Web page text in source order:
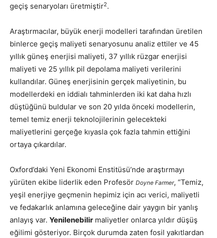
geçiş senaryoları üretmiştir2.
Araştırmacılar, büyük enerji modelleri tarafından üretilen
binlerce geçiş maliyeti senaryosunu analiz ettiler ve 45
yıllık güneş enerjisi maliyeti, 37 yıllık rüzgar enerjisi
maliyeti ve 25 yıllık pil depolama maliyeti verilerini
kullandılar. Güneş enerjisinin gerçek maliyetinin, bu
modellerdeki en iddialı tahminlerden iki kat daha hızlı
düştüğünü buldular ve son 20 yılda önceki modellerin,
temel temiz enerji teknolojilerinin gelecekteki
maliyetlerini gerçeğe kıyasla çok fazla tahmin ettiğini
ortaya çıkardılar.
Oxford’daki Yeni Ekonomi Enstitüsü’nde araştırmayı
yürüten ekibe liderlik eden Profesör Doyne Farmer, “Temiz,
yeşil enerjiye geçmenin hepimiz için acı verici, maliyetli
ve fedakarlık anlamına geleceğine dair yaygın bir yanlış
anlayış var. Yenilenebilir maliyetler onlarca yıldır düşüş
eğilimi gösteriyor. Birçok durumda zaten fosil yakıtlardan